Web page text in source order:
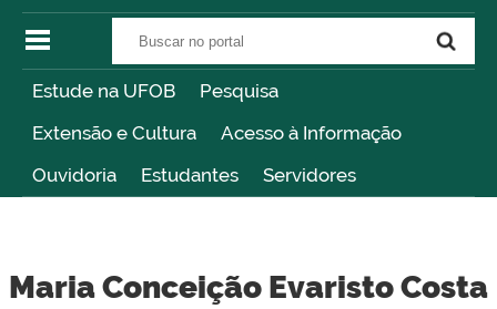
Estude na UFOB
Pesquisa
Extensão e Cultura
Acesso à Informação
Ouvidoria
Estudantes Servidores
Maria Conceição Evaristo Costa